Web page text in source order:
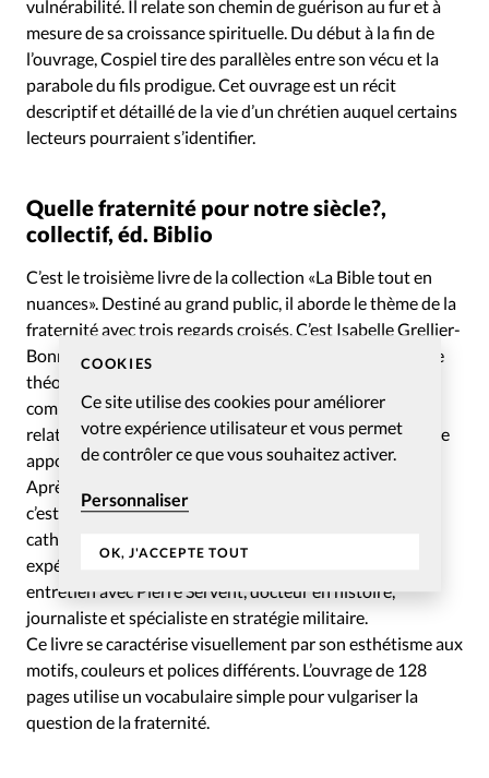
COOKIES
Ce site utilise des cookies pour améliorer
votre expérience utilisateur et vous permet
de contrôler ce que vous souhaitez activer.
Personnaliser
OK, J'ACCEPTE TOUT
vulnérabilité. Il relate son chemin de guérison au fur et à
mesure de sa croissance spirituelle. Du début à la fin de
l’ouvrage, Cospiel tire des parallèles entre son vécu et la
parabole du fils prodigue. Cet ouvrage est un récit
descriptif et détaillé de la vie d’un chrétien auquel certains
lecteurs pourraient s’identifier.
Quelle fraternité pour notre siècle?,
collectif, éd. Biblio
C’est le troisième livre de la collection «La Bible tout en
nuances». Destiné au grand public, il aborde le thème de la
fraternité avec trois regards croisés. C’est Isabelle Grellier-
Bonnal, professeure de théologie pratique à la faculté de
théologie protestante de l’université de Strasbourg, qui
commence à aborder le sujet. En s’appuyant sur des
relations entre frères ou sœurs décrites dans la Bible, elle
apporte une réflexion sur «une fraternité à construire».
Après des pages d’informations et d’extraits bibliques,
c’est Bruno Lachnitt, aumônier national pour le culte
catholique, qui aborde la thématique en partageant ses
expériences personnelles. L’ouvrage se clôt sur un
entretien avec Pierre Servent, docteur en histoire,
journaliste et spécialiste en stratégie militaire.
Ce livre se caractérise visuellement par son esthétisme aux
motifs, couleurs et polices différents. L’ouvrage de 128
pages utilise un vocabulaire simple pour vulgariser la
question de la fraternité.